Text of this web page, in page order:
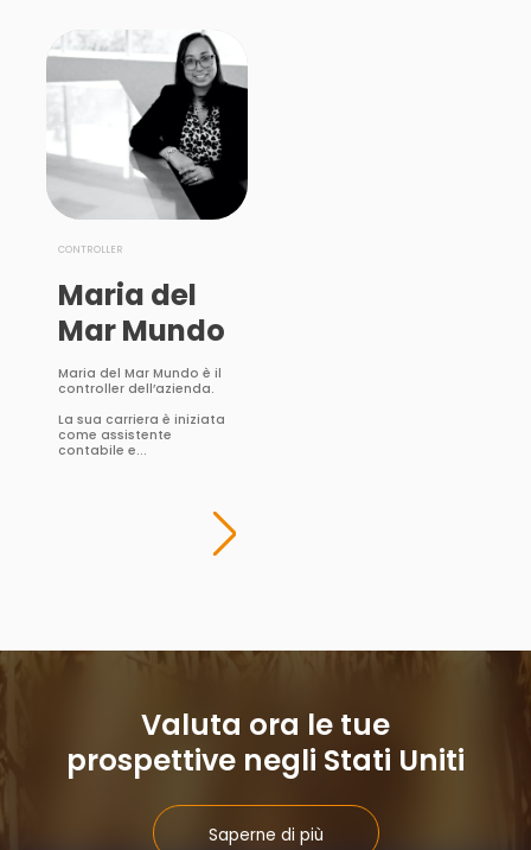
CONTROLLER
Maria del
Mar Mundo
Maria del Mar Mundo è il
controller dell’azienda.
La sua carriera è iniziata
come assistente
contabile e...
Valuta ora le tue
prospettive negli Stati Uniti
Saperne di più